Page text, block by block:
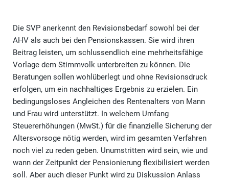
Die SVP anerkennt den Revisionsbedarf sowohl bei der
AHV als auch bei den Pensionskassen. Sie wird ihren
Beitrag leisten, um schlussendlich eine mehrheitsfähige
Vorlage dem Stimmvolk unterbreiten zu können. Die
Beratungen sollen wohlüberlegt und ohne Revisionsdruck
erfolgen, um ein nachhaltiges Ergebnis zu erzielen. Ein
bedingungsloses Angleichen des Rentenalters von Mann
und Frau wird unterstützt. In welchem Umfang
Steuererhöhungen (MwSt.) für die finanzielle Sicherung der
Altersvorsoge nötig werden, wird im gesamten Verfahren
noch viel zu reden geben. Unumstritten wird sein, wie und
wann der Zeitpunkt der Pensionierung flexibilisiert werden
soll. Aber auch dieser Punkt wird zu Diskussion Anlass